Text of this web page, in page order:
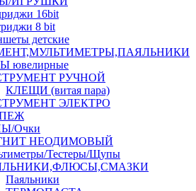
16bit
8 bit
детские
ювелирные
РУЧНОЙ
КЛЕЩИ (витая пара)
ЭЛЕКТРО
Очки
НЕОДИМОВЫЙ
Тестеры/Щупы
Паяльники